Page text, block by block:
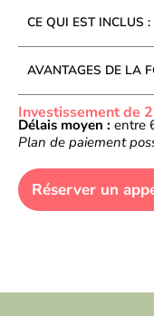
CE QUI EST INCLUS :
AVANTAGES DE LA
Investissement de
Délais moyen : entre
Plan de paiement
Réserver un